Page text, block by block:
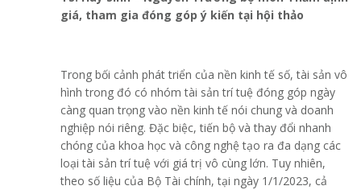
giá, tham gia đóng góp ý kiến tại hội thảo
Trong bối cảnh phát triển của nền kinh tế số, tài sản vô
hình trong đó có nhóm tài sản trí tuệ đóng góp ngày
càng quan trọng vào nền kinh tế nói chung và doanh
nghiệp nói riêng. Đặc biệc, tiến bộ và thay đổi nhanh
chóng của khoa học và công nghệ tạo ra đa dạng các
loại tài sản trí tuệ với giá trị vô cùng lớn. Tuy nhiên,
theo số liệu của Bộ Tài chính, tại ngày 1/1/2023, cả